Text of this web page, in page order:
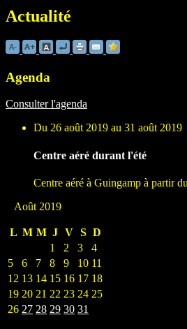
Actualité
Agenda
Consulter l'agenda
Du 26 août 2019 au 31 août 2019
Centre aéré durant l'été
Centre aéré à Guingamp à partir
Août 2019
L M M J V S D
1
2 3
4
5
6 7 8 9 10 11
12 13 14 15 16 17 18
19 20 21 22 23 24 25
26 27 28 29 30 31